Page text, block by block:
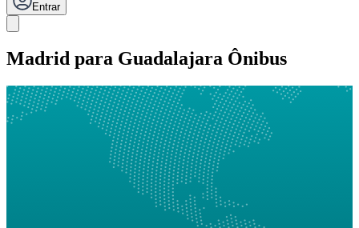
Entrar
Madrid para Guadalajara Ônibus